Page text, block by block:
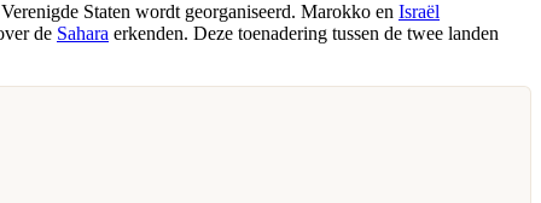
Staten wordt georganiseerd. Marokko en Israël
de Sahara erkenden. Deze toenadering tussen de twee landen